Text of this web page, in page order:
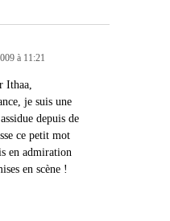
à 11:21
Ithaa,
je suis une
depuis de
ce petit mot
en admiration
en scène !